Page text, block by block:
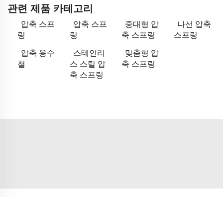
관련 제품 카테고리
압축 스프
링
압축 스프
링
중대형 압
축 스프링
나선 압축
스프링
압축 용수
철
스테인리
스 스틸 압
축 스프링
맞춤형 압
축 스프링